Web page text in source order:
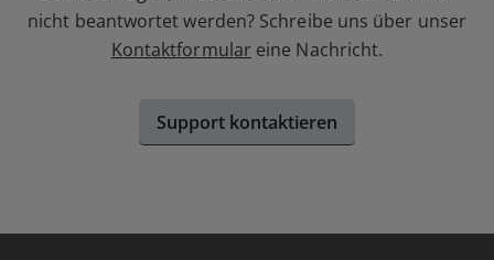
nicht beantwortet werden? Schreibe uns über unser
Kontaktformular eine Nachricht.
Support kontaktieren